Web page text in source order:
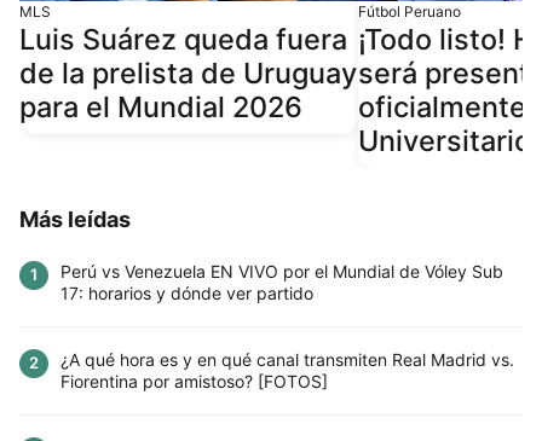
MLS
Luis Suárez queda fuera
de la prelista de Uruguay
para el Mundial 2026
Fútbol Peruano
¡Todo listo!
será
oficialmente
Universitario
Más leídas
1
Perú vs Venezuela EN VIVO por el Mundial de Vóley Sub
17: horarios y dónde ver partido
2
¿A qué hora es y en qué canal transmiten Real Madrid vs.
Fiorentina por amistoso? [FOTOS]